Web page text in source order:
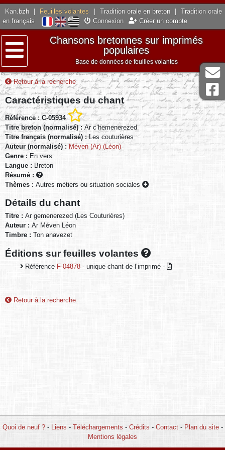
Kan.bzh Feuilles volantes Tradition orale en breton
Tradition orale
en français
Connexion Créer un compte
Menu
Chansons bretonnes sur imprimés
populaires
Base de données de feuilles volantes
Retour à la recherche
Caractéristiques du chant
Référence : C-05934
Titre breton (normalisé) :Ar c’hemenerezed
Titre français (normalisé) :Les couturières
Auteur (normalisé) : Méven (Ar) (Léon)
Genre : En vers
Langue : Breton
Résumé :
Thèmes : Autres métiers ou situation sociales
Détails du chant
Titre : Ar gemenerezed (Les Couturières)
Auteur : Ar Méven Léon
Timbre : Ton anavezet
Éditions sur feuilles volantes
Référence F-04878 - unique chant de l’imprimé -
Retour à la recherche
Quoi de neuf ?- Liens - Téléchargements - Crédits - Contact- Plan du site-
Mentions légales